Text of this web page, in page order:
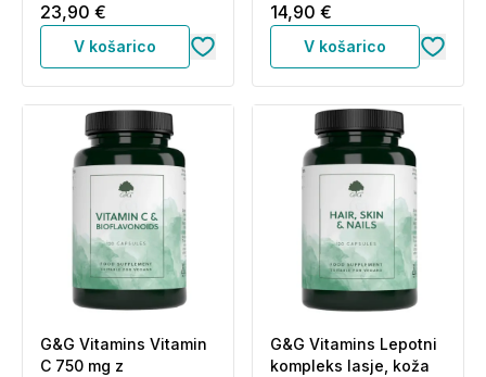
23,90 €
V košarico
14,90 €
V košarico
G&G Vitamins Vitamin
C 750 mg z
G&G Vitamins Lepotni
kompleks lasje, koža